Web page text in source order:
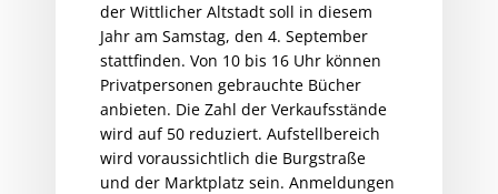
der Wittlicher Altstadt soll in diesem
Jahr am Samstag, den 4. September
stattfinden. Von 10 bis 16 Uhr können
Privatpersonen gebrauchte Bücher
anbieten. Die Zahl der Verkaufsstände
wird auf 50 reduziert. Aufstellbereich
wird voraussichtlich die Burgstraße
und der Marktplatz sein. Anmeldungen